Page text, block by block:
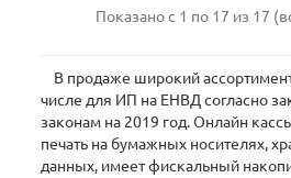
Показано с 1 по 17 из 17
В продаже широкий
числе для ИП на ЕНВД согласно
законам на 2019 год. Онлайн
печать на бумажных носителях,
данных, имеет фискальный